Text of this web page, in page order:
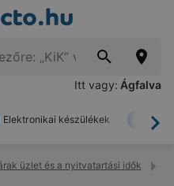
Itt vagy: Ágfalva
Elektronikai készülékek
üzlet és a nyitvatartási idők